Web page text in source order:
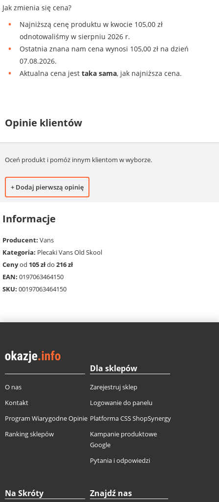
Jak zmienia się cena?
Najniższą cenę produktu w kwocie 105,00 zł
odnotowaliśmy w sierpniu 2026 r.
Ostatnia znana nam cena wynosi 105,00 zł na dzień
07.08.2026.
Aktualna cena jest taka sama, jak najniższa cena.
Opinie klientów
Oceń produkt i pomóż innym klientom w wyborze.
+ Dodaj pierwszą opinię
Informacje
Producent: Vans
Kategoria: Plecaki Vans Old Skool
Cenyod 105 złdo 216 zł
EAN: 0197063464150
SKU: 00197063464150
O nas
Kontakt
Program Wiarygodne Opinie
Ranking sklepów
Dla sklepów
Zarejestruj sklep
Logowanie do panelu
Platforma CSS ShopSynergy
Kampanie produktowe
Google
Pytania i odpowiedzi
Na Skróty Znajdź nas